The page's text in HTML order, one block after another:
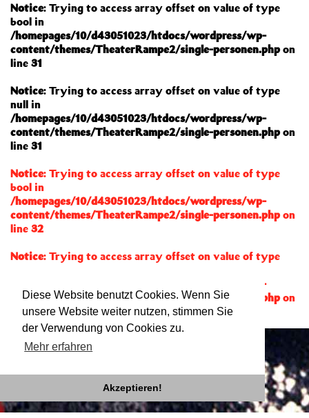
Diese Website benutzt Cookies. Wenn Sie
unsere Website weiter nutzen, stimmen Sie
der Verwendung von Cookies zu.
Mehr erfahren
Akzeptieren!
Notice: Trying to access array offset on value of type
bool in
/homepages/10/d43051023/htdocs/wordpress/wp-
content/themes/TheaterRampe2/single-personen.phpon
line 31
Notice: Trying to access array offset on value of type
null in
/homepages/10/d43051023/htdocs/wordpress/wp-
content/themes/TheaterRampe2/single-personen.phpon
line 31
Notice: Trying to access array offset on value of type
bool in
/homepages/10/d43051023/htdocs/wordpress/wp-
content/themes/TheaterRampe2/single-personen.phpon
line 32
Notice: Trying to access array offset on value of type
/homepages/10/d43051023/htdocs/wordpress/wp-
content/themes/TheaterRampe2/single-personen.phpon
line32